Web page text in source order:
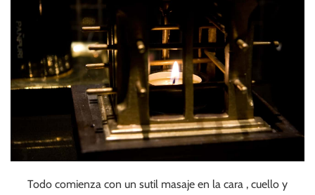
Todo comienza con un sutil masaje en la cara , cuello y